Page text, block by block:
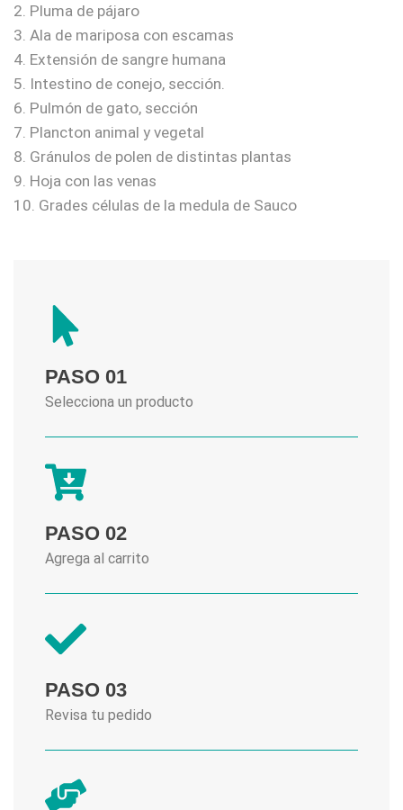
2. Pluma de pájaro
3. Ala de mariposa con escamas
4. Extensión de sangre humana
5. Intestino de conejo, sección.
6. Pulmón de gato, sección
7. Plancton animal y vegetal
8. Gránulos de polen de distintas plantas
9. Hoja con las venas
10. Grades células de la medula de Sauco
PASO 01
Selecciona un producto
PASO 02
Agrega al carrito
PASO 03
Revisa tu pedido